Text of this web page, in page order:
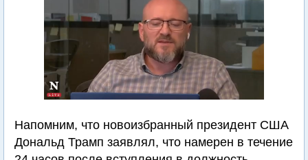
Напомним, что новоизбранный президент США
Дональд Трамп заявлял, что намерен в течение